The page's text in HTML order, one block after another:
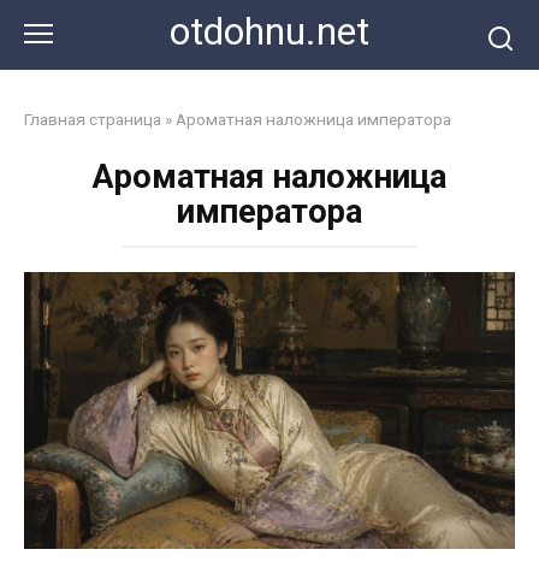
контенту
otdohnu.net
Главная страница » Ароматная наложница императора
Ароматная наложница
императора